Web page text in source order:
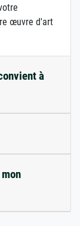
œuvre d'art
à